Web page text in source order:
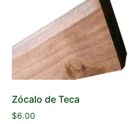
Zócalo de Teca
$6.00